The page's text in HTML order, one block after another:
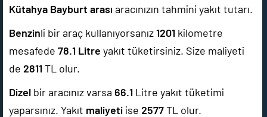
Kütahya Bayburt arasıaracınızın tahmini yakıt tutarı.
Benzinli bir araç kullanıyorsanız1201 kilometre
mesafede 78.1 Litre yakıt tüketirsiniz. Size maliyeti
de 2811TL olur.
Dizel bir aracınız varsa 66.1 Litre yakıt tüketimi
yaparsınız. Yakıt maliyeti ise 2577TL olur.